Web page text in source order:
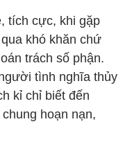
tích cực, khi gặp
khó khăn chứ
trách số phận.
tình nghĩa thủy
kỉ chỉ biết đến
hoạn nạn,